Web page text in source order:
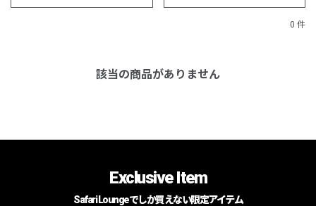
0 件
該当の商品がありません
Exclusive Item
Safari Loungeでしか買えない限定アイテム